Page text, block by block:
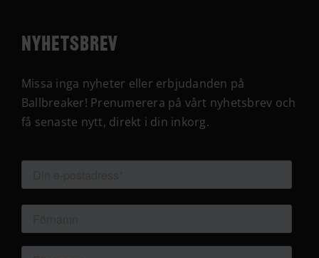
Nyhetsbrev
Missa inga nyheter eller erbjudanden på
Ballbreaker! Prenumerera på vårt nyhetsbrev och
få senaste nytt, direkt i din inkorg.